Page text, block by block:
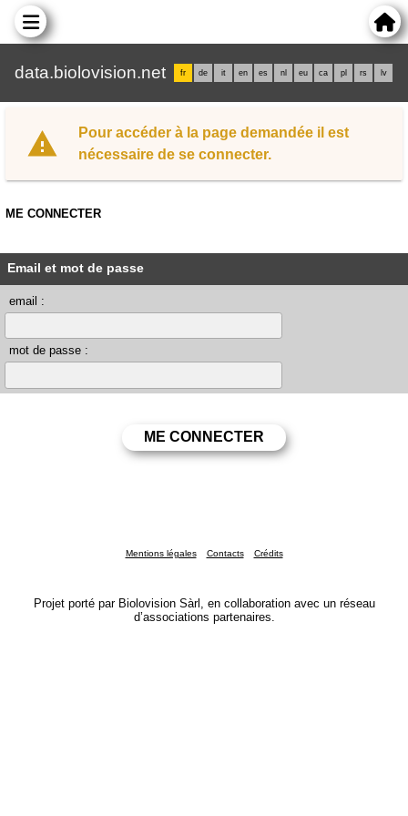
data.biolovision.net fr de it en es nl eu ca pl rs lv
Pour accéder à la page demandée il est
nécessaire de se connecter.
ME CONNECTER
Email et mot de passe
email :
mot de passe :
Mentions légales Contacts Crédits
Projet porté par Biolovision Sàrl, en collaboration avec un réseau
d’associations partenaires.